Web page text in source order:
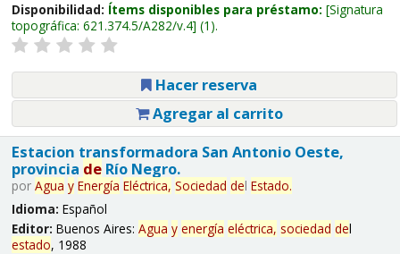
Disponibilidad: Ítems disponibles para préstamo: Signatura
topográfica: 621.374.5/A282/v.4 (1).
Hacer reserva
Agregar al carrito
Estacion transformadora San Antonio Oeste,
provincia deRío Negro.
por Agua y Energía Eléctrica, Sociedad del Estado.
Idioma: Español
Editor: Buenos Aires: Agua y energía eléctrica, sociedad del
estado, 1988